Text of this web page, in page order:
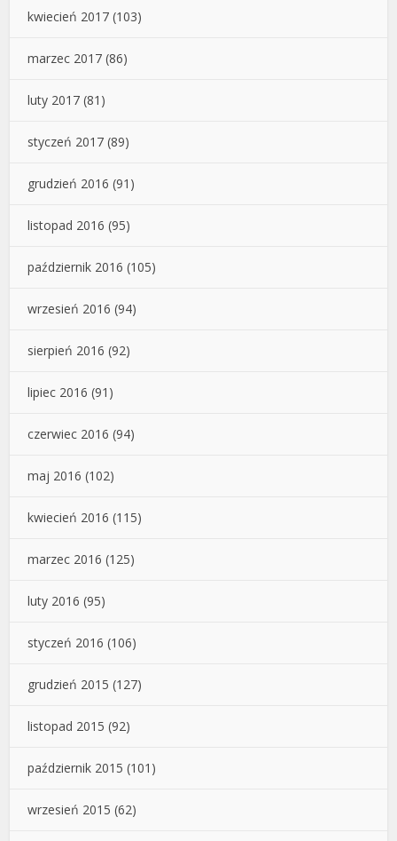
kwiecień 2017 (103)
marzec 2017 (86)
luty 2017 (81)
styczeń 2017 (89)
grudzień 2016 (91)
listopad 2016 (95)
październik 2016 (105)
wrzesień 2016 (94)
sierpień 2016 (92)
lipiec 2016 (91)
czerwiec 2016 (94)
maj 2016 (102)
kwiecień 2016 (115)
marzec 2016 (125)
luty 2016 (95)
styczeń 2016 (106)
grudzień 2015 (127)
listopad 2015 (92)
październik 2015 (101)
wrzesień 2015 (62)